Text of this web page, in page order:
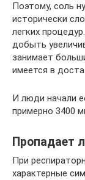
Поэтому, соль
исторически
легких
добыть
занимает
имеется в
И люди начали
примерно 3400
Пропадает
При
характерные